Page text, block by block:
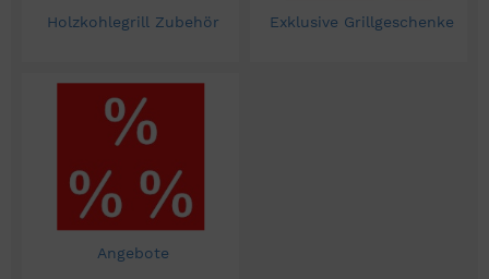
Holzkohlegrill Zubehör Exklusive Grillgeschenke
Angebote